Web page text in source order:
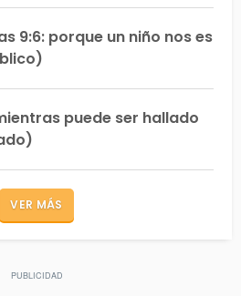
9:6: porque un niño nos es
puede ser hallado
VER MÁS